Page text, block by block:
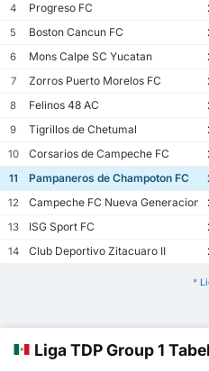
4
Progreso FC
5
Boston Cancun FC
6
Mons Calpe SC Yucatan
7
Zorros Puerto Morelos FC
8
Felinos 48 AC
9
Tigrillos de Chetumal
10
Corsarios de Campeche FC
11
Pampaneros de Champoton FC
12
Campeche FC Nueva Generacion
13
ISG Sport FC
14
Club Deportivo Zitacuaro II
*
Liga TDP Group 1 Tabel